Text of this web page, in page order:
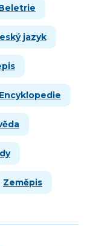
jazyk
Encyklopedie
Zeměpis